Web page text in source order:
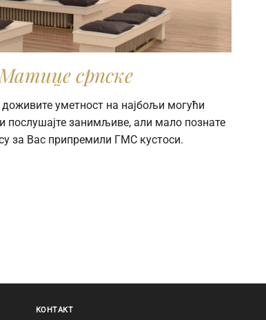
српске
уметност на најбољи могући
послушајте занимљиве, али мало познате
за Вас припремили ГМС кустоси.
КОНТАКТ